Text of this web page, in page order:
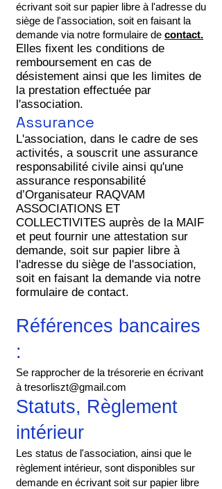
écrivant soit sur papier libre à l'adresse du
siège de l'association, soit en faisant la
demande via notre formulaire de contact.
Elles fixent les conditions de
remboursement en cas de
désistement ainsi que les limites de
la prestation effectuée par
l'association.
Assurance
​L'association, dans le cadre de ses
activités, a souscrit une assurance
responsabilité civile ainsi qu'une
assurance responsabilité
d’Organisateur RAQVAM
ASSOCIATIONS ET
COLLECTIVITES auprès de la MAIF​​
et peut fournir une attestation sur
demande, soit sur papier libre à
l'adresse du siège de l'association,
soit en faisant la demande via notre
formulaire de contact.
Références bancaires
:
Se rapprocher de la trésorerie en écrivant
à tresorliszt@gmail.com
Statuts, Règlement
intérieur
Les status de l'association, ainsi que le
règlement intérieur, sont disponibles sur
demande en écrivant soit sur papier libre